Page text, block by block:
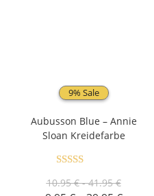
9% Sale
Aubusson Blue – Annie
Sloan Kreidefarbe
10.95 € - 41.95 €